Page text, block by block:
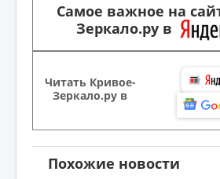
Самое важное на
Зеркало.ру в
Читать Кривое-
Зеркало.ру в
Похожие новости